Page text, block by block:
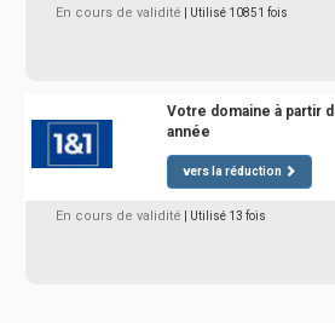
En cours de validité | Utilisé 10851 fois
Votre domaine à partir
année
vers la réduction
En cours de validité | Utilisé 13 fois